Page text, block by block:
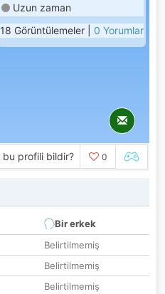
Uzun zaman
18 Görüntülemeler | 0 Yorumlar
bu profili bildir? 0
Bir erkek
Belirtilmemiş
Belirtilmemiş
Belirtilmemiş